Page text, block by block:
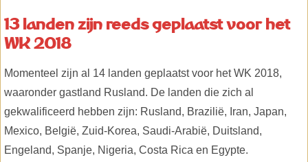
13 landen zijn reeds geplaatst voor het
WK 2018
Momenteel zijn al 14 landen geplaatst voor het WK 2018,
waaronder gastland Rusland. De landen die zich al
gekwalificeerd hebben zijn: Rusland, Brazilië, Iran, Japan,
Mexico, België, Zuid-Korea, Saudi-Arabië, Duitsland,
Engeland, Spanje, Nigeria, Costa Rica en Egypte.